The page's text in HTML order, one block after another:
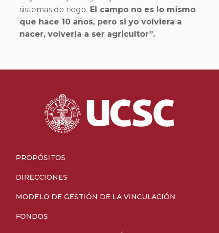
sistemas de riego. El campo no es lo mismo
que hace 10 años, pero si yo volviera a
nacer, volvería a ser agricultor”.
PROPÓSITOS
DIRECCIONES
MODELO DE GESTIÓN DE LA VINCULACIÓN
FONDOS